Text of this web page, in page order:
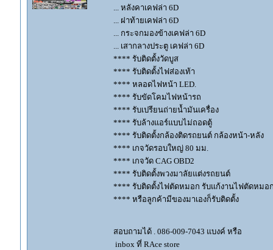
... หลังคาเคฟล่า 6D
... ฝาท้ายเคฟล่า 6D
... กระจกมองข้างเคฟล่า 6D
... เสากลางประตู เคฟล่า 6D
**** รับติดตั้งวัดบูส
**** รับติดตั้งไฟส่องเท้า
**** หลอดไฟหน้า LED.
**** รับขัดโคมไฟหน้ารถ
**** รับเปรียนถ่ายน้ำมันเครื่อง
**** รับล้างแอร์แบบไม่ถอดตู้
**** รับติดตั้งกล้องติดรถยนต์ กล้องหน้า-หลัง
**** เกจวัดรอบใหญ่ 80 มม.
**** เกจวัด CAG OBD2
**** รับติดตั้งพวงมาลัยแต่งรถยนต์
**** รับติดตั้งไฟตัดหมอก รับแก้งานไฟตัดหมอ
**** หรือลูกค้ามีของมาเองก็รับติดตั้ง
สอบถามได้ . 086-009-7043 แบงค์ หรือ
inbox ที่ RAce store